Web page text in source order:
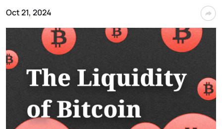
Oct 21, 2024